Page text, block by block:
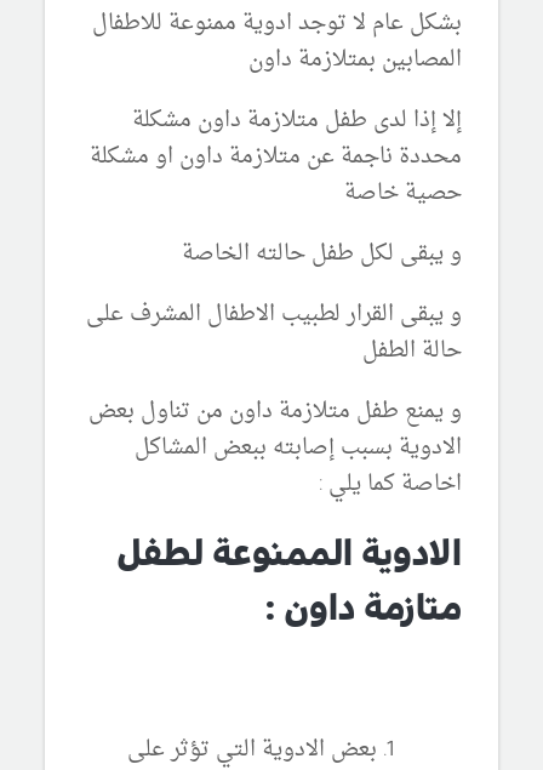
بشكل عام لا توجد ادوية ممنوعة للاطفال
المصابين بمتلازمة داون
إلا إذا لدى طفل متلازمة داون مشكلة
محددة ناجمة عن متلازمة داون او مشكلة
حصية خاصة
و يبقى لكل طفل حالته الخاصة
و يبقى القرار لطبيب الاطفال المشرف على
حالة الطفل
و يمنع طفل متلازمة داون من تناول بعض
الادوية بسبب إصابته ببعض المشاكل
اخاصة كما يلي :
الادوية الممنوعة لطفل
متازمة داون :
بعض الادوية التي تؤثر على